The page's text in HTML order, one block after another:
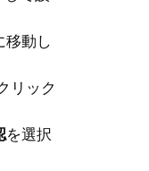
移動し
リック
を選択